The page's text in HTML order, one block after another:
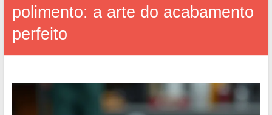
polimento: a arte do acabamento
perfeito